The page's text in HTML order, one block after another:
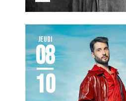
JEUDI
08
10